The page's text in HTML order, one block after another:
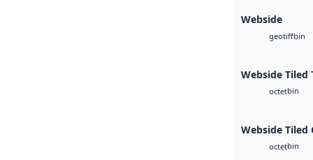
Webside
geotiffbin
Webside Tiled
octetbin
Webside Tiled
octetbin